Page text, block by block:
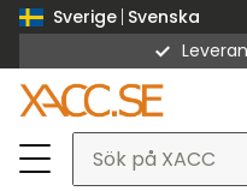
Sverige Svenska